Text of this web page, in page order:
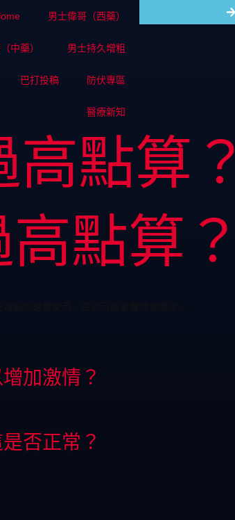
男士偉哥（西藥）
中藥） 男士持久增粗
巴打投稿 防伏專區
醫療新知
點算？
點算？
加激情？
否正常？